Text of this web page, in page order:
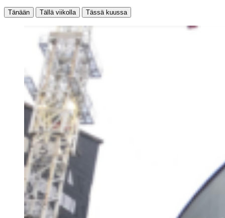
Tänään Tällä viikolla Tässä kuussa